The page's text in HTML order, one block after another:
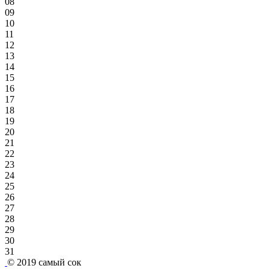
09
10
11
12
13
14
15
16
17
18
19
20
21
22
23
24
25
26
27
28
29
30
31
© 2019 самый сок